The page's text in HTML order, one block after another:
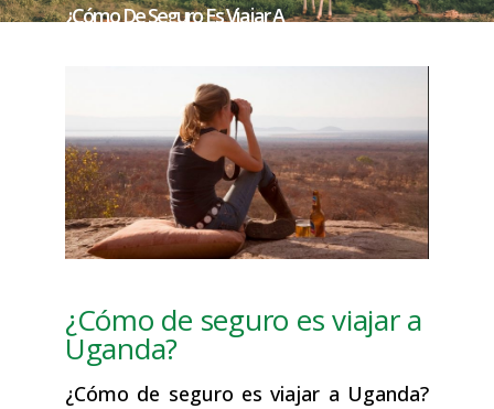
¿Cómo De Seguro Es Viajar A
¿Cómo de seguro es viajar a
Uganda?
¿Cómo de seguro es viajar a Uganda?